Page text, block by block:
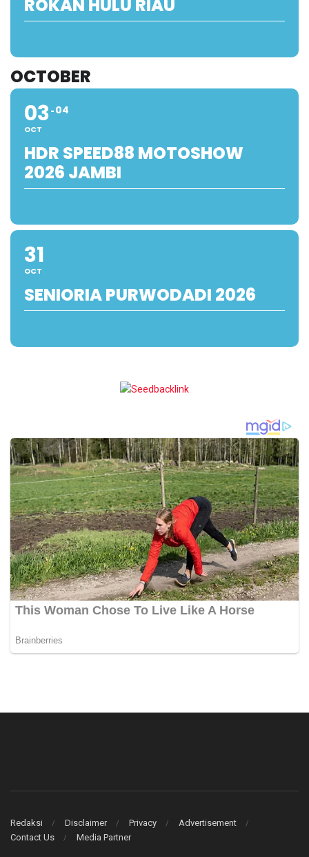
ROKAN HULU RIAU
OCTOBER
03
OCT
04
HDR SPEED88 MOTOSHOW
2026 JAMBI
31
OCT
SENIORIA PURWODADI 2026
Redaksi Disclaimer Privacy
Advertisement
Contact Us
Media Partner